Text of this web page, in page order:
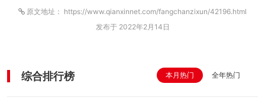
原文地址： https://www.qianxinnet.com/fangchanzixun/42196.html
发布于 2022年2月14日
综合排行榜 本月热门 全年热门